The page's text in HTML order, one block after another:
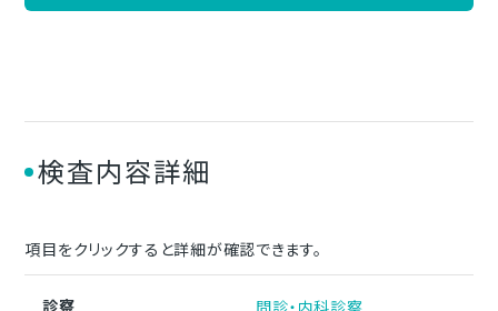
検査内容詳細
項目をクリックすると詳細が確認できます。
診察 問診・内科診察